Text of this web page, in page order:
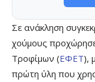
Σε ανάκληση
χούμους
Τροφίμων (ΕΦΕΤ),
πρώτη ύλη που